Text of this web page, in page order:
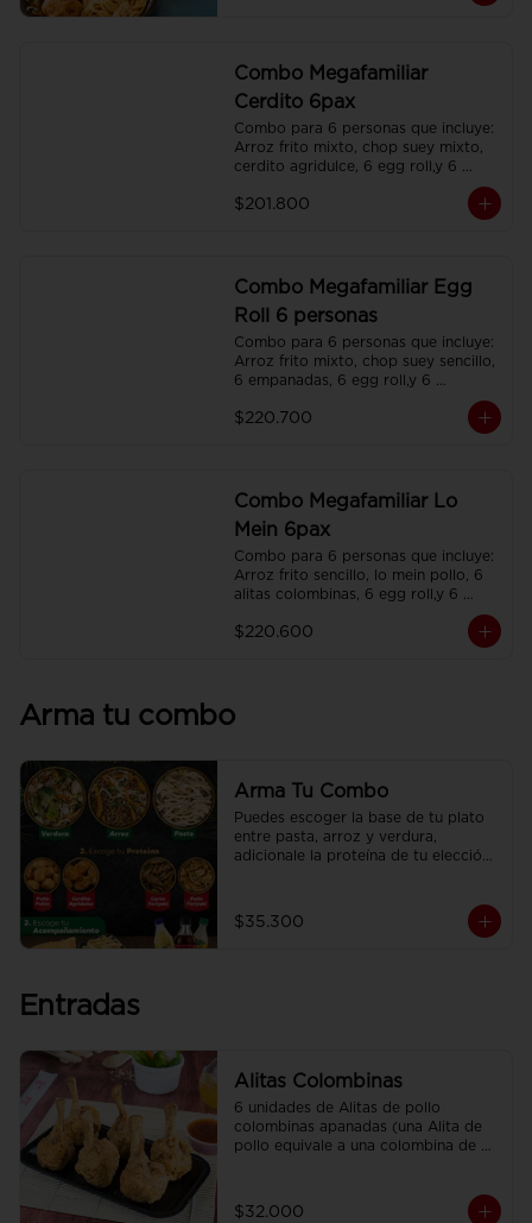
Combo Megafamiliar
Cerdito 6pax
Combo para 6 personas que incluye:
Arroz frito mixto, chop suey mixto,
cerdito agridulce, 6 egg roll,y 6
individuales.
$201.800
Combo Megafamiliar Egg
Roll 6 personas
Combo para 6 personas que incluye:
Arroz frito mixto, chop suey sencillo,
6 empanadas, 6 egg roll,y 6
individuales.
$220.700
Combo Megafamiliar Lo
Mein 6pax
Combo para 6 personas que incluye:
Arroz frito sencillo, lo mein pollo, 6
alitas colombinas, 6 egg roll,y 6
individuales.
$220.600
Arma tu combo
Arma Tu Combo
Puedes escoger la base de tu plato
entre pasta, arroz y verdura,
adicionale la proteína de tu elección,
$35.300
Entradas
Alitas Colombinas
6 unidades de Alitas de pollo
colombinas apanadas (una Alita de
pollo equivale a una colombina de
$32.000